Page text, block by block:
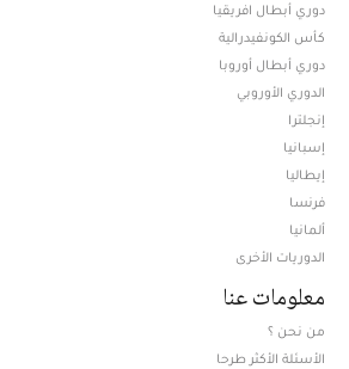
دوري أبطال افريقيا
كأس الكونفيدرالية
دوري أبطال أوروبا
الدوري الأوروبي
إنجلترا
إسبانيا
إيطاليا
فرنسا
ألمانيا
الدوريات الأخرى
معلومات عنا
من نحن ؟
الأسئلة الأكثر طرحا